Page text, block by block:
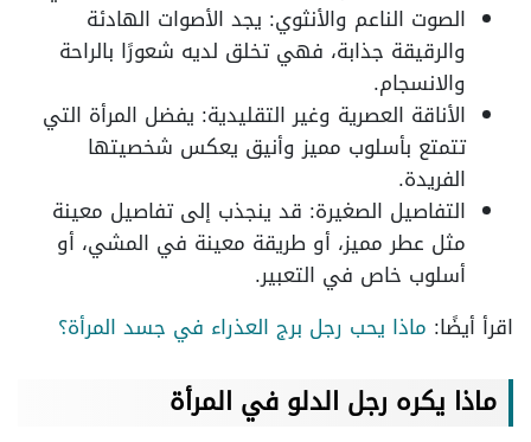
الصوت الناعم والأنثوي: يجد الأصوات الهادئة
والرقيقة جذابة، فهي تخلق لديه شعورًا بالراحة
والانسجام.
الأناقة العصرية وغير التقليدية: يفضل المرأة التي
تتمتع بأسلوب مميز وأنيق يعكس شخصيتها
الفريدة.
التفاصيل الصغيرة: قد ينجذب إلى تفاصيل معينة
مثل عطر مميز، أو طريقة معينة في المشي، أو
أسلوب خاص في التعبير.
اقرأ أيضًا: ماذا يحب رجل برج العذراء في جسد المرأة؟
ماذا يكره رجل الدلو في المرأة